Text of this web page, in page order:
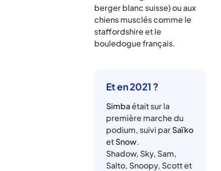
berger blanc suisse) ou aux
chiens musclés comme le
staffordshire et le
bouledogue français.
Et en 2021 ?
Simbaétait sur la
première marche du
podium, suivi parSaïko
etSnow.
Shadow, Sky, Sam,
Salto, Snoopy, Scott et